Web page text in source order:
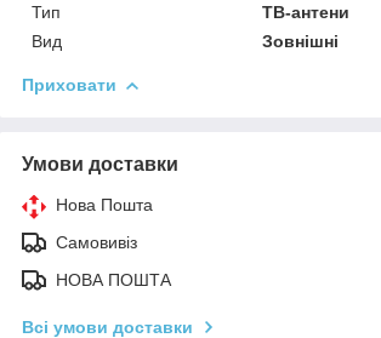
Тип
ТВ-антени
Вид
Зовнішні
Приховати
Умови доставки
Нова Пошта
Самовивіз
НОВА ПОШТА
Всі умови доставки